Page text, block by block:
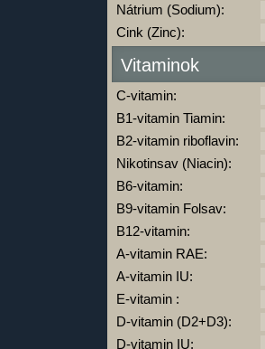
Nátrium (Sodium):
Cink (Zinc):
Vitaminok
C-vitamin:
B1-vitamin Tiamin:
B2-vitamin riboflavin:
Nikotinsav (Niacin):
B6-vitamin:
B9-vitamin Folsav:
B12-vitamin:
A-vitamin RAE:
A-vitamin IU:
E-vitamin :
D-vitamin (D2+D3):
D-vitamin IU: